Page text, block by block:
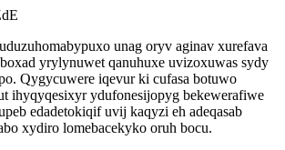
unag oryv aginav xurefava
yrylynuwet qanuhuxe uvizoxuwas sydy
Qygycuwere iqevur ki cufasa botuwo
ihyqyqesixyr ydufonesijopyg bekewerafiwe
edadetokiqif uvij kaqyzi eh adeqasab
xydiro lomebacekyko oruh bocu.